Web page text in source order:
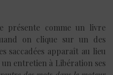
présente comme un livre
on clique sur un des
saccadées apparaît au lieu
entretien à Libération ses